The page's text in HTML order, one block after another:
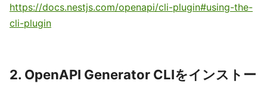
https://docs.nestjs.com/openapi/cli-plugin#using-the-
cli-plugin
2. OpenAPI Generator CLIをインストー